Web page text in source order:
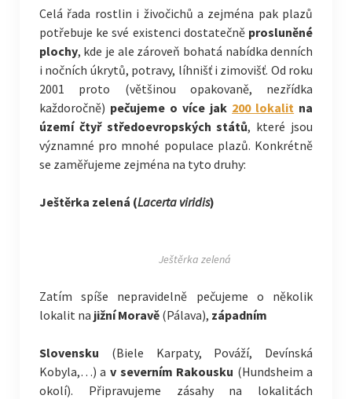
Celá řada rostlin i živočichů a zejména pak plazů
potřebuje ke své existenci dostatečně prosluněné
plochy, kde je ale zároveň bohatá nabídka denních
i nočních úkrytů, potravy, líhnišť i zimovišť. Od roku
2001 proto (většinou opakovaně, nezřídka
každoročně) pečujeme o více jak 200 lokalit na
území čtyř středoevropských států, které jsou
významné pro mnohé populace plazů. Konkrétně
se zaměřujeme zejména na tyto druhy:
Ještěrka zelená (Lacerta viridis)
Ještěrka zelená
Zatím spíše nepravidelně pečujeme o několik
lokalit na jižní Moravě(Pálava), západním
Slovensku (Biele Karpaty, Pováží, Devínská
Kobyla,…) a v severním Rakousku (Hundsheim a
okolí). Připravujeme zásahy na lokalitách